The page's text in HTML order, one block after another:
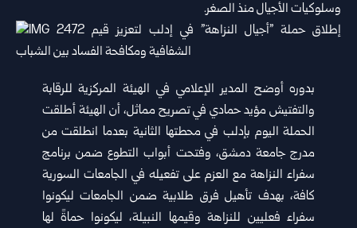
وسلوكيات الأجيال منذ الصغر.
بدوره أوضح المدير الإعلامي في الهيئة المركزية للرقابة
والتفتيش مؤيد حمادي في تصريح مماثل، أن الهيئة أطلقت
الحملة اليوم بإدلب في محطتها الثانية بعدما انطلقت من
مدرج جامعة دمشق، وفتحت أبواب التطوع ضمن برنامج
سفراء النزاهة مع العزم على تفعيله في الجامعات السورية
كافة، بهدف تأهيل فرق طلابية ضمن الجامعات ليكونوا
سفراء فعليين للنزاهة وقيمها النبيلة، ليكونوا حماةً لها